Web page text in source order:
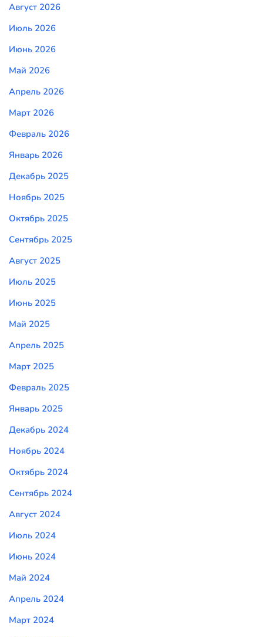
Август 2026
Июль 2026
Июнь 2026
Май 2026
Апрель 2026
Март 2026
Февраль 2026
Январь 2026
Декабрь 2025
Ноябрь 2025
Октябрь 2025
Сентябрь 2025
Август 2025
Июль 2025
Июнь 2025
Май 2025
Апрель 2025
Март 2025
Февраль 2025
Январь 2025
Декабрь 2024
Ноябрь 2024
Октябрь 2024
Сентябрь 2024
Август 2024
Июль 2024
Июнь 2024
Май 2024
Апрель 2024
Март 2024